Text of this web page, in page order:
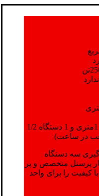
3 دستگاه بچینگ لیپهر(2دستگاه 1متری و 1 دستگاه 1/2
گیری سه دستگاه
2500 تن در کنار پرسنل متخصص و پر
کیفیت را برای واحد